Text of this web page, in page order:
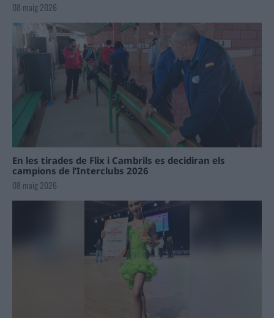
08 maig 2026
En les tirades de Flix i Cambrils es decidiran els
campions de l’Interclubs 2026
08 maig 2026